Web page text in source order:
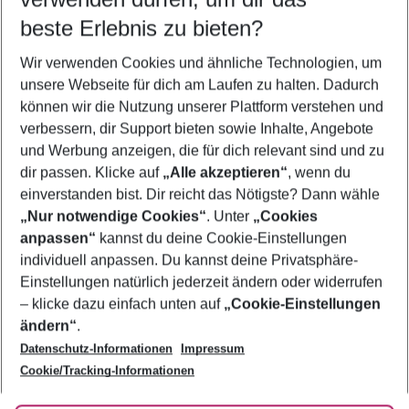
5-8 Nächte
2 Erwachsene Keine Kinder
Mehr Filter anzeigen
Footer
Footer navigation
Über uns
AGB
Bestpreisgarantie
Cookie-Einstellungen ändern
Cookie-Richtlinie
Agenturbetreuung
Barrierefreies Reisen
Folge uns
beste Erlebnis zu bieten?
Wir verwenden Cookies und ähnliche Technologien, um
unsere Webseite für dich am Laufen zu halten. Dadurch
können wir die Nutzung unserer Plattform verstehen und
verbessern, dir Support bieten sowie Inhalte, Angebote
und Werbung anzeigen, die für dich relevant sind und zu
dir passen. Klicke auf „Alle akzeptieren“, wenn du
einverstanden bist. Dir reicht das Nötigste? Dann wähle
„Nur notwendige Cookies“. Unter „Cookies
anpassen“ kannst du deine Cookie-Einstellungen
individuell anpassen. Du kannst deine Privatsphäre-
Einstellungen natürlich jederzeit ändern oder widerrufen
– klicke dazu einfach unten auf „Cookie-Einstellungen
ändern“.
Datenschutz-Informationen
Impressum
Cookie/Tracking-Informationen